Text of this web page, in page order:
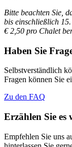
Bitte beachten Sie,
bis einschließlich
€ 2,50 pro Chalet
Haben Sie
Selbstverständlich
Fragen können Sie
Zu den FAQ
Erzählen Sie es
Empfehlen Sie uns